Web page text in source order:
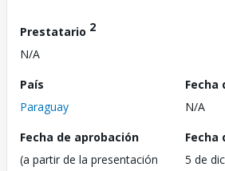
Prestatario 2
N/A
País
Paraguay
Fecha
N/A
Fecha de aprobación
(a partir de la presentación
Fecha
5 de